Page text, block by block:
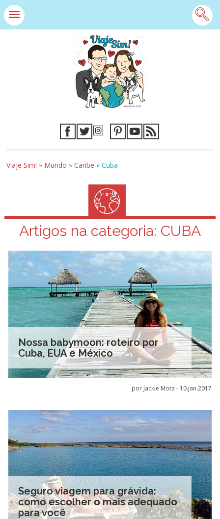
Viaje Sim! » Mundo »Caribe »Cuba
Artigos na categoria: CUBA
Nossa babymoon: roteiro por
Cuba, EUA e México
por Jackie Mota - 10.jan.2017
Seguro viagem para grávida:
como escolher o mais adequado
para você